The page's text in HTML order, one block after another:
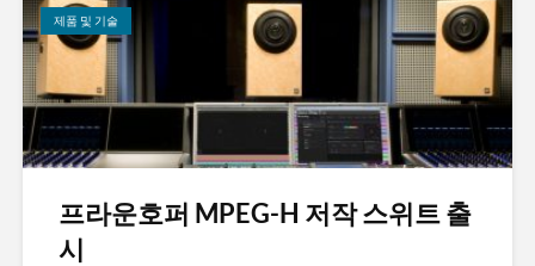
제품 및 기술
프라운호퍼 MPEG-H 저작 스위트 출
시